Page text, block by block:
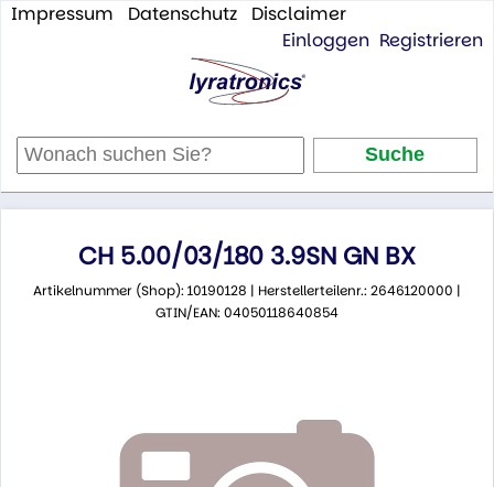
Impressum Datenschutz
Disclaimer
Einloggen Registrieren
CH 5.00/03/180 3.9SN GN BX
Artikelnummer (Shop): 10190128 | Herstellerteilenr.: 2646120000 |
GTIN/EAN: 04050118640854